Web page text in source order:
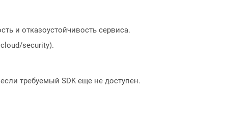
и отказоустойчивость сервиса.
security).
требуемый SDK еще не доступен.